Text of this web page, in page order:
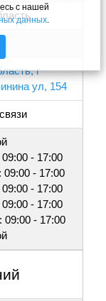
г
ул, 154
09:00 - 17:00
09:00 - 17:00
09:00 - 17:00
09:00 - 17:00
09:00 - 17:00
с нашей
данных